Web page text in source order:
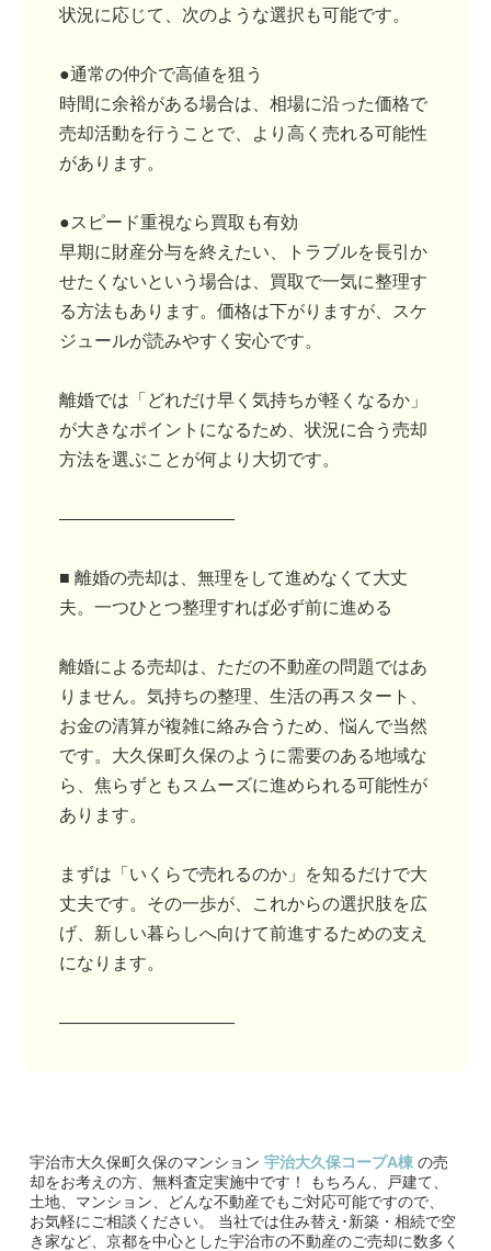
状況に応じて、次のような選択も可能です。
●通常の仲介で高値を狙う
時間に余裕がある場合は、相場に沿った価格で
売却活動を行うことで、より高く売れる可能性
があります。
●スピード重視なら買取も有効
早期に財産分与を終えたい、トラブルを長引か
せたくないという場合は、買取で一気に整理す
る方法もあります。価格は下がりますが、スケ
ジュールが読みやすく安心です。
離婚では「どれだけ早く気持ちが軽くなるか」
が大きなポイントになるため、状況に合う売却
方法を選ぶことが何より大切です。
――――――――――
■ 離婚の売却は、無理をして進めなくて大丈
夫。一つひとつ整理すれば必ず前に進める
離婚による売却は、ただの不動産の問題ではあ
りません。気持ちの整理、生活の再スタート、
お金の清算が複雑に絡み合うため、悩んで当然
です。大久保町久保のように需要のある地域な
ら、焦らずともスムーズに進められる可能性が
あります。
まずは「いくらで売れるのか」を知るだけで大
丈夫です。その一歩が、これからの選択肢を広
げ、新しい暮らしへ向けて前進するための支え
になります。
――――――――――
宇治市大久保町久保のマンション 宇治大久保コープA棟 の売
却をお考えの方、無料査定実施中です！
もちろん、戸建て、
土地、マンション、どんな不動産でもご対応可能ですので、
お気軽にご相談ください。
当社では住み替え･新築・相続で空
き家など、京都を中心とした宇治市の不動産のご売却に数多く